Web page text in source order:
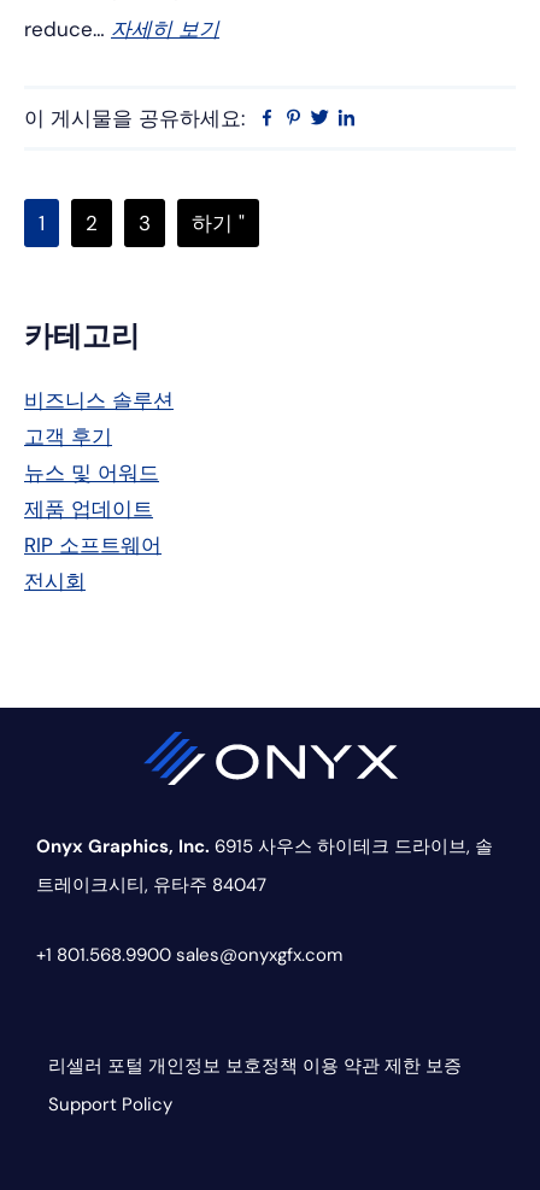
reduce… 자세히 보기
이 게시물을 공유하세요: Facebook
Pinterest
트
페
1
페
2
페
3
다
하기 "
기
본
사
이
드
바
카테고리
비즈니스 솔루션
고객 후기
뉴스 및 어워드
제품 업데이트
RIP 소프트웨어
전시회
Onyx Graphics, Inc. 6915 사우스 하이테크 드라이브, 솔
트레이크시티, 유타주 84047
+1 801.568.9900 sales@onyxgfx.com
리셀러 포털 개인정보 보호정책 이용 약관 제한 보증
Support Policy